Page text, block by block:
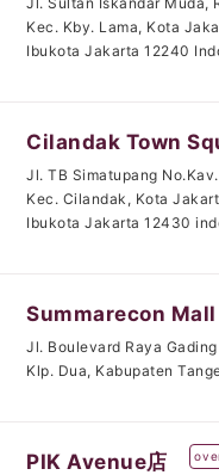
Kec. Kby. Lama, Kota
Ibukota Jakarta 12240
Cilandak Town
Jl. TB Simatupang
Kec. Cilandak, Kota
Ibukota Jakarta 12430
Summarecon
Jl. Boulevard Raya
Klp. Dua, Kabupaten
PIK Avenue店